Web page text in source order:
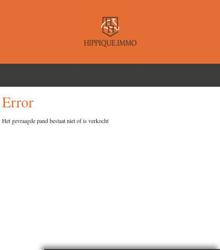
Error
Het gevraagde pand bestaat niet of is verkocht